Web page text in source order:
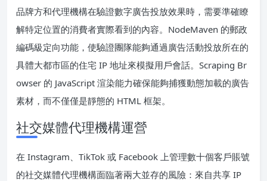
品牌方和代理機構在驗證數字廣告投放效果時，需要準確瞭
解特定位置的消費者實際看到的內容。NodeMaven 的郵政
編碼級定向功能，使驗證團隊能夠通過廣告活動投放所在的
具體大都市區的住宅 IP 地址來模擬用戶會話。Scraping Br
owser 的 JavaScript 渲染能力確保能夠捕獲動態加載的廣告
素材，而不僅僅是靜態的 HTML 框架。
社交媒體代理機構運營
在 Instagram、TikTok 或 Facebook 上管理數十個客戶賬號
的社交媒體代理機構面臨著兩大並存的風險：來自共享 IP